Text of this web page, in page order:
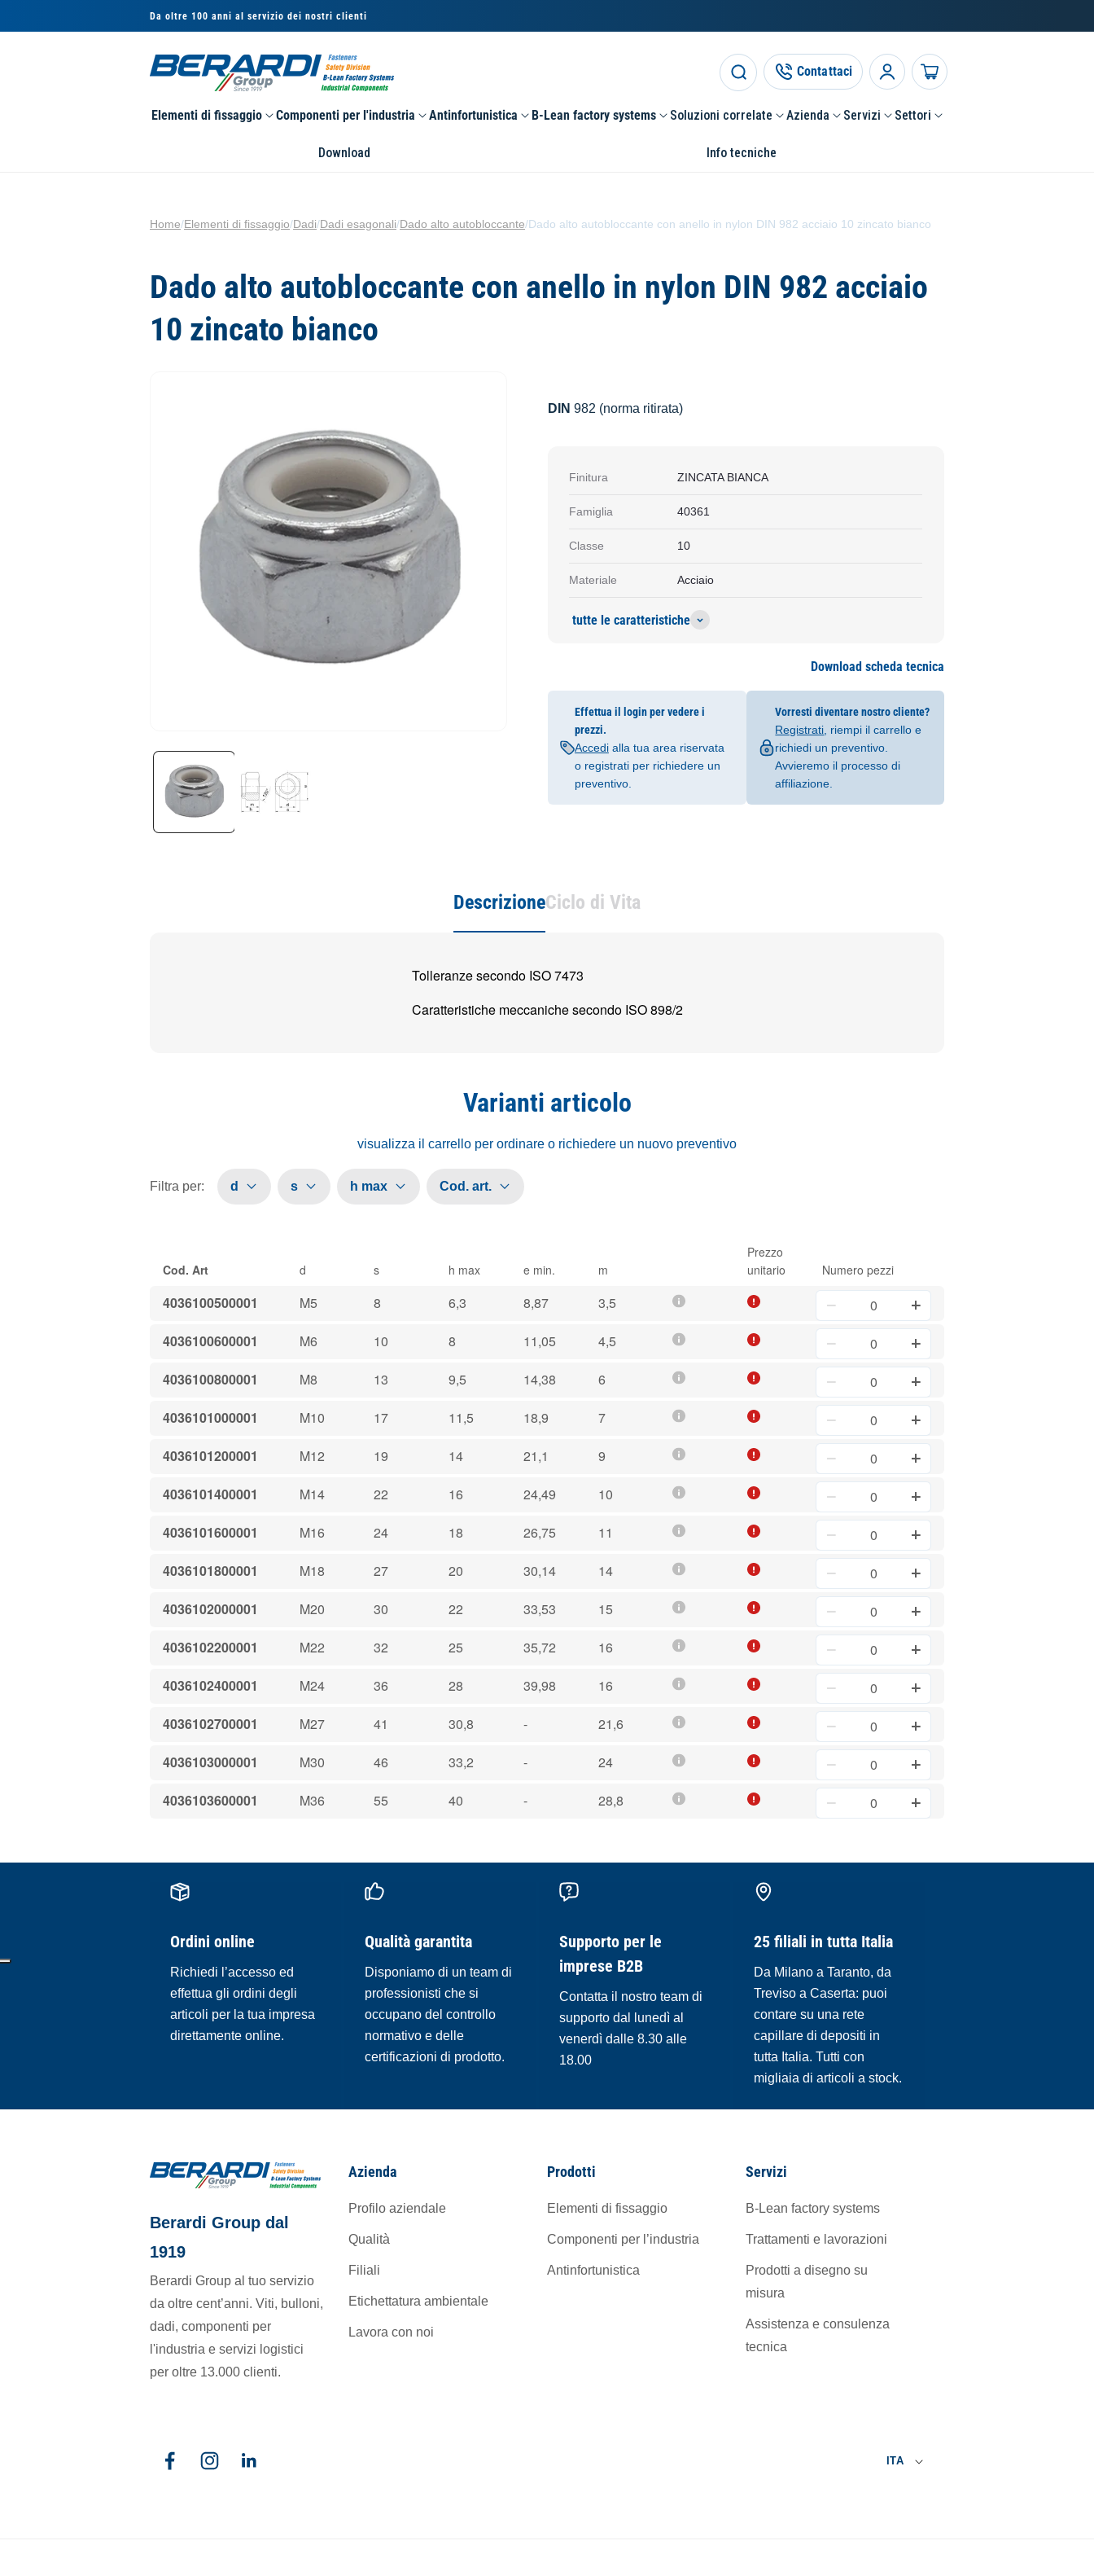
ai contenuti
Da oltre 100 anni al servizio dei nostri clienti
Elementi di fissaggio Componenti per l'industria Antinfortunistica B-Lean factory systems Soluzioni correlate Azienda Servizi Settori
Download Info tecniche
Contattaci Accedi Carrello
Home/Elementi di fissaggio/Dadi/Dadi esagonali/Dado alto autobloccante/Dado alto autobloccante con anello in nylon DIN 982 acciaio 10 zincato bianco
Dado alto autobloccante con anello in nylon DIN 982 acciaio
10 zincato bianco
DIN 982 (norma ritirata)
Finitura ZINCATA BIANCA
Famiglia 40361
Classe 10
Materiale Acciaio
tutte le caratteristiche
Download scheda tecnica
Effettua il login per vedere i
prezzi.
Accedialla tua area riservata
o registrati per richiedere un
preventivo.
Vorresti diventare nostro cliente?
Registrati, riempi il carrello e
richiedi un preventivo.
Avvieremo il processo di
affiliazione.
DescrizioneCiclo di Vita
Tolleranze secondo ISO 7473
Caratteristiche meccaniche secondo ISO 898/2
Varianti articolo
visualizza il carrello per ordinare o richiedere un nuovo preventivo
Filtra per: d s h max Cod. art.
Cod. Art d s h max e min. m
Prezzo
unitario
Numero pezzi
4036100500001 M5 8 6,3 8,87 3,5
4036100600001 M6 10 8 11,05 4,5
4036100800001 M8 13 9,5 14,38 6
4036101000001 M10 17 11,5 18,9 7
4036101200001 M12 19 14 21,1 9
4036101400001 M14 22 16 24,49 10
4036101600001 M16 24 18 26,75 11
4036101800001 M18 27 20 30,14 14
4036102000001 M20 30 22 33,53 15
4036102200001 M22 32 25 35,72 16
4036102400001 M24 36 28 39,98 16
4036102700001 M27 41 30,8 - 21,6
4036103000001 M30 46 33,2 - 24
4036103600001 M36 55 40 - 28,8
Ordini online
Richiedi l’accesso ed
effettua gli ordini degli
articoli per la tua impresa
direttamente online.
Qualità garantita
Disponiamo di un team di
professionisti che si
occupano del controllo
normativo e delle
certificazioni di prodotto.
Supporto per le
imprese B2B
Contatta il nostro team di
supporto dal lunedì al
venerdì dalle 8.30 alle
18.00
25 filiali in tutta Italia
Da Milano a Taranto, da
Treviso a Caserta: puoi
contare su una rete
capillare di depositi in
tutta Italia. Tutti con
migliaia di articoli a stock.
Berardi Group dal
1919
Berardi Group al tuo servizio
da oltre cent’anni. Viti, bulloni,
dadi, componenti per
l'industria e servizi logistici
per oltre 13.000 clienti.
Azienda
Profilo aziendale
Qualità
Filiali
Etichettatura ambientale
Lavora con noi
Prodotti
Elementi di fissaggio
Componenti per l’industria
Antinfortunistica
Servizi
B-Lean factory systems
Trattamenti e lavorazioni
Prodotti a disegno su
misura
Assistenza e consulenza
tecnica
FacebookInstagramLinkedin
ITA